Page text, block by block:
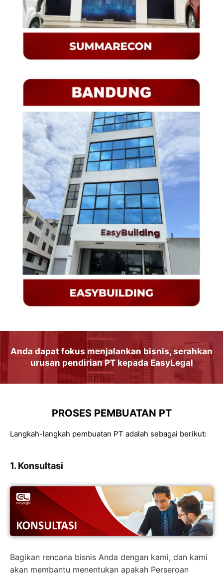
Anda dapat fokus menjalankanbisnis, serahkan
urusan pendirian PT kepada EasyLegal
PROSES PEMBUATAN PT
Langkah-langkah pembuatan PT adalah sebagai berikut:
1. Konsultasi
Bagikan rencana bisnis Anda dengan kami, dan kami
akan membantu menentukan apakah Perseroan